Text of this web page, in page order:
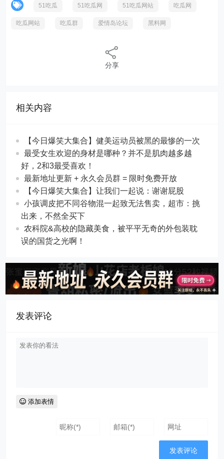
51吃瓜 51吃瓜网 51吃瓜网站 吃瓜网
吃瓜网站 吃瓜群 爱情岛论坛 黑料网
分享
相关内容
【今日爆笑大集合】​健美运动员被黑的最惨的一次
最受女生欢迎的身材是哪种？并不是肌肉越多越
好，2和3最受喜欢！
最新地址更新 + 永久会员群 = 限时免费开放
【今日爆笑大集合】让我们一起说：谢谢屁股
小孩调皮把不同谷物混一起致无法售卖，超市：挑
出来，不然全买下
农科院&高校的隐藏美食，被平平无奇的外包装耽
误的国货之光啊！
发表评论
添加表情